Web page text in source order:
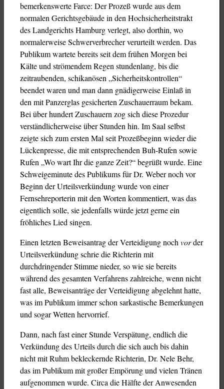
bemerkenswerte Farce: Der Prozeß wurde aus dem
normalen Gerichtsgebäude in den Hochsicherheitstrakt
des Landgerichts Hamburg verlegt, also dorthin, wo
normalerweise Schwerverbrecher verurteilt werden. Das
Publikum wartete bereits seit dem frühen Morgen bei
Kälte und strömendem Regen stundenlang, bis die
zeitraubenden, schikanösen „Sicherheitskontrollen“
beendet waren und man dann gnädigerweise Einlaß in
den mit Panzerglas gesicherten Zuschauerraum bekam.
Bei über hundert Zuschauern zog sich diese Prozedur
verständlicherweise über Stunden hin. Im Saal selbst
zeigte sich zum ersten Mal seit Prozeßbeginn wieder die
Lückenpresse, die mit entsprechenden Buh-Rufen sowie
Rufen „Wo wart Ihr die ganze Zeit?“ begrüßt wurde. Eine
Schweigeminute des Publikums für Dr. Weber noch vor
Beginn der Urteilsverkündung wurde von einer
Fernsehreporterin mit den Worten kommentiert, was das
eigentlich solle, sie jedenfalls würde jetzt gerne ein
fröhliches Lied singen.
Einen letzten Beweisantrag der Verteidigung nochvorder
Urteilsverkündung schrie die Richterin mit
durchdringender Stimme nieder, so wie sie bereits
während des gesamten Verfahrens zahlreiche, wenn nicht
fast alle, Beweisanträge der Verteidigung abgelehnt hatte,
was im Publikum immer schon sarkastische Bemerkungen
und sogar Wetten hervorrief.
Dann, nach fast einer Stunde Verspätung, endlich die
Verkündung des Urteils durch die sich auch bis dahin
nicht mit Ruhm bekleckernde Richterin, Dr. Nele Behr,
das im Publikum mit großer Empörung und vielen Tränen
aufgenommen wurde. Circa die Hälfte der Anwesenden